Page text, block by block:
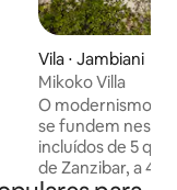
Vila ⋅ Jambiani
Mikoko Villa
O modernismo
se fundem nesta
incluídos de 5
de Zanzibar, a 4